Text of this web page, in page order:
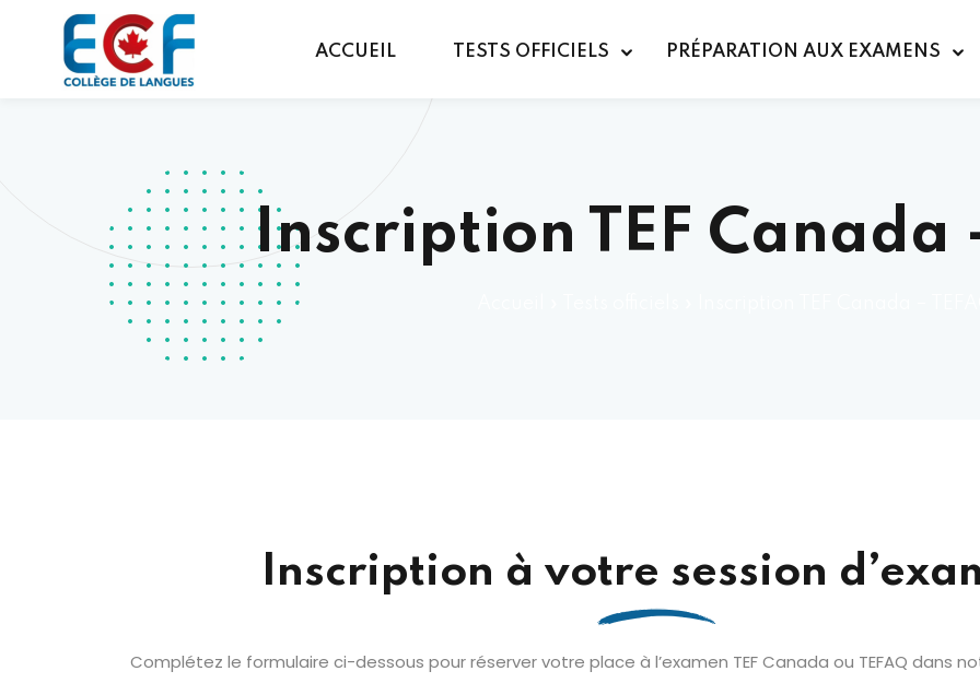
ACCUEIL TESTS OFFICIELS PRÉPARATION AUX EXAMENS
Inscription TEF Canada
Inscription à votre session
Complétez le formulaire ci-dessous pour réserver votre place à l’examen TEF Canada ou TEFAQ dans